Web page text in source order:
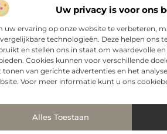
Uw privacy is voor ons
uw ervaring op onze website te verbeteren,
technologieën. Deze helpen ons
en stellen ons in staat om waardevolle
Cookies kunnen voor verschillende
tonen van gerichte advertenties en het
Voor meer informatie kunt u ons
Alles Toestaan
Pinterest LinkedIn
Bezoek verschillende dorpen
van steden en dorpen? Dan is
Bent u op zoek naar een bedrijf dat uw